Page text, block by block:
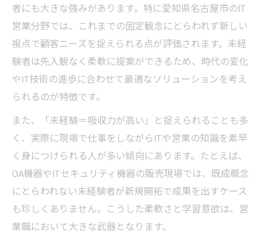
IT営業に強い名古屋の企業文化を理解する
営業で活躍するための地元ネットワーク活
用法
自己PRで未経験を武器に変える戦略
営業未経験の強みを自己PRで伝える方法
IT営業志望者に有効な自己PR例を紹介
営業職への転職で差がつく自己PR設計術
未経験から営業志望を伝える自己PRの工夫
名古屋で選ばれる営業の自己アピール術
営業職が名古屋で選ばれるための自己表現
法
者にも大きな強みがあります。特に愛知県名古屋市のIT
営業分野では、これまでの固定観念にとらわれず新しい
視点で顧客ニーズを捉えられる点が評価されます。未経
験者は先入観なく柔軟に提案ができるため、時代の変化
やIT技術の進歩に合わせて最適なソリューションを考え
られるのが特徴です。
また、「未経験＝吸収力が高い」と捉えられることも多
く、実際に現場で仕事をしながらITや営業の知識を素早
く身につけられる人が多い傾向にあります。たとえば、
OA機器やITセキュリティ機器の販売現場では、既成概念
にとらわれない未経験者が新規開拓で成果を出すケース
も珍しくありません。こうした柔軟さと学習意欲は、営
業職において大きな武器となります。